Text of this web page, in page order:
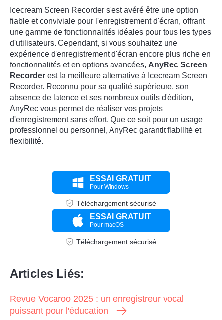
Icecream Screen Recorder s'est avéré être une option
fiable et conviviale pour l'enregistrement d'écran, offrant
une gamme de fonctionnalités idéales pour tous les types
d'utilisateurs. Cependant, si vous souhaitez une
expérience d'enregistrement d'écran encore plus riche en
fonctionnalités et en options avancées, AnyRec Screen
Recorder est la meilleure alternative à Icecream Screen
Recorder. Reconnu pour sa qualité supérieure, son
absence de latence et ses nombreux outils d'édition,
AnyRec vous permet de réaliser vos projets
d'enregistrement sans effort. Que ce soit pour un usage
professionnel ou personnel, AnyRec garantit fiabilité et
flexibilité.
ESSAI GRATUIT
Pour Windows
Téléchargement sécurisé
ESSAI GRATUIT
Pour macOS
Téléchargement sécurisé
Articles Liés:
Revue Vocaroo 2025 : un enregistreur vocal
puissant pour l'éducation